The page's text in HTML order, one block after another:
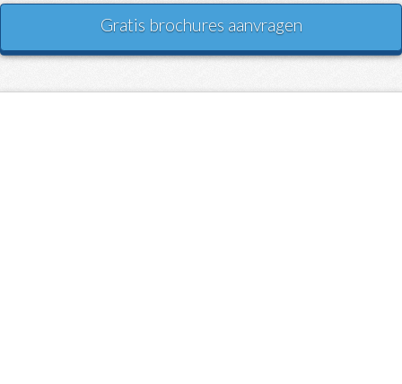
Gratis brochures aanvragen